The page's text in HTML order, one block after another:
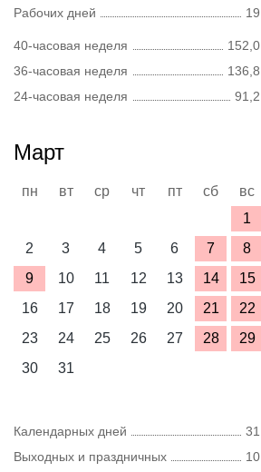
Рабочих дней
19
40-часовая неделя
152,0
36-часовая неделя
136,8
24-часовая неделя
91,2
Март
пн вт ср чт пт сб
вс
1
2
3 4 5 6 7
8
9
10 11 12 13 14
15
16
17 18 19 20 21
22
23
24 25 26 27 28
29
30
31
Календарных дней
31
Выходных и праздничных
10